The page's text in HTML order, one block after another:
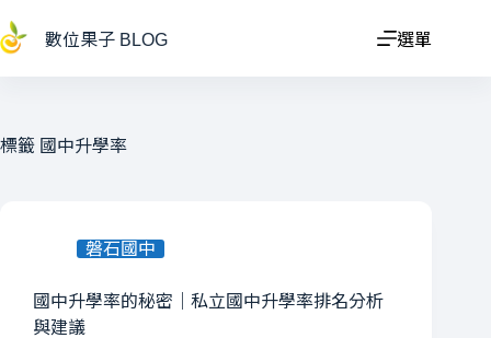
至
容
數位果子 BLOG 選單
標籤 國中升學率
磐石國中
國中升學率的秘密｜私立國中升學率排名分析
與建議